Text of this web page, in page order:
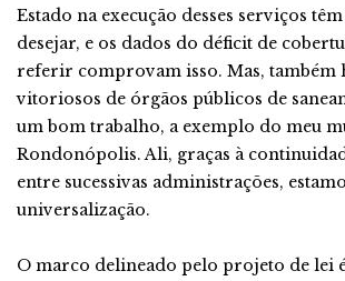
Estado na execução desses serviços
desejar, e os dados do déficit de
referir comprovam isso. Mas, também
vitoriosos de órgãos públicos de
um bom trabalho, a exemplo do meu
Rondonópolis. Ali, graças à
entre sucessivas administrações,
universalização.
O marco delineado pelo projeto de lei